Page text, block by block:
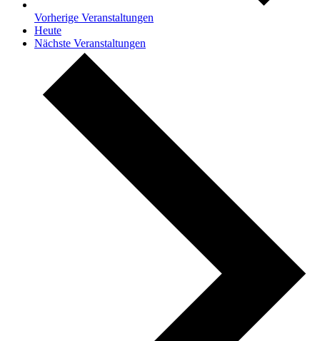
Vorherige Veranstaltungen
Heute
Nächste Veranstaltungen